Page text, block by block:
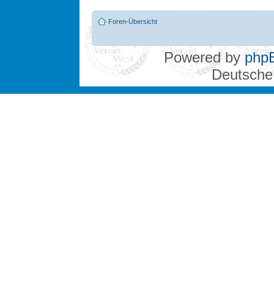
Foren-Übersicht
Powered by